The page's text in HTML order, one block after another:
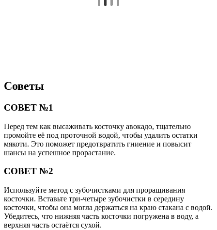
Советы
СОВЕТ №1
Перед тем как высаживать косточку авокадо, тщательно
промойте её под проточной водой, чтобы удалить остатки
мякоти. Это поможет предотвратить гниение и повысит
шансы на успешное прорастание.
СОВЕТ №2
Используйте метод с зубочистками для проращивания
косточки. Вставьте три-четыре зубочистки в середину
косточки, чтобы она могла держаться на краю стакана с водой.
Убедитесь, что нижняя часть косточки погружена в воду, а
верхняя часть остаётся сухой.